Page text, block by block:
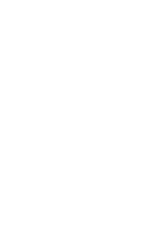
关
取材自日本首位专